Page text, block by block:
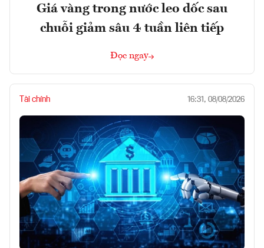
Giá vàng trong nước leo dốc sau
chuỗi giảm sâu 4 tuần liên tiếp
Đọc ngay
Tài chính 16:31, 08/08/2026